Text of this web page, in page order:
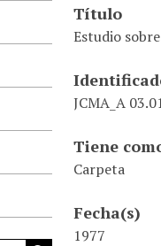
Título
Estudio
JCMA_A
Tiene
Carpeta
Fecha(s)
1977